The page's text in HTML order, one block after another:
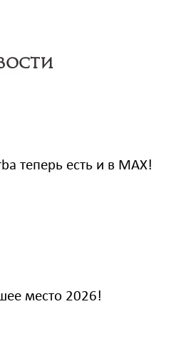
теперь есть и в MAX!
место 2026!